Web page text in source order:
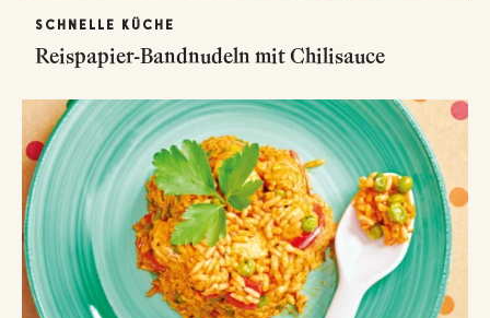
SCHNELLE KÜCHE
Reispapier-Bandnudeln mit Chilisauce